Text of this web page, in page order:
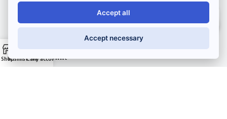
Extensions de cils
Lashlift and browlift
ShopWishlistCartMy account
Salut ! Comment puis-je vous aider ?
Accept all
Accept necessary